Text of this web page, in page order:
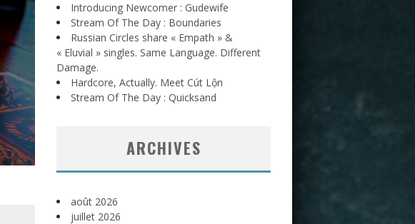
Introducing Newcomer : Gudewife
Stream Of The Day : Boundaries
Russian Circles share « Empath » &
« Eluvial » singles. Same Language. Different
Damage.
Hardcore, Actually. Meet Cút Lộn
Stream Of The Day : Quicksand
ARCHIVES
août 2026
juillet 2026